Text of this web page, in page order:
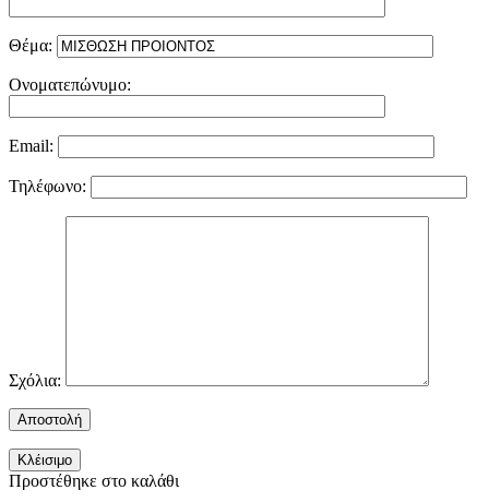
Θέμα:
Ονοματεπώνυμο:
Email:
Τηλέφωνο:
Σχόλια:
Κλέισιμο
Προστέθηκε στο καλάθι